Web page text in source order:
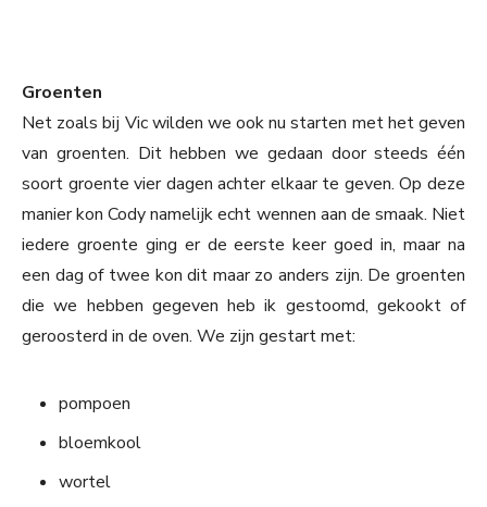
Groenten
Net zoals bij Vic wilden we ook nu starten met het geven
van groenten. Dit hebben we gedaan door steeds één
soort groente vier dagen achter elkaar te geven. Op deze
manier kon Cody namelijk echt wennen aan de smaak. Niet
iedere groente ging er de eerste keer goed in, maar na
een dag of twee kon dit maar zo anders zijn. De groenten
die we hebben gegeven heb ik gestoomd, gekookt of
geroosterd in de oven. We zijn gestart met:
pompoen
bloemkool
wortel